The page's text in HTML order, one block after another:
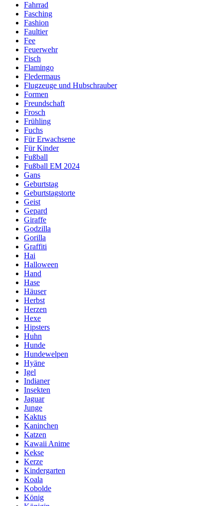
Fahrrad
Fasching
Fashion
Faultier
Fee
Feuerwehr
Fisch
Flamingo
Fledermaus
Flugzeuge und Hubschrauber
Formen
Freundschaft
Frosch
Frühling
Fuchs
Für Erwachsene
Für Kinder
Fußball
Fußball EM 2024
Gans
Geburtstag
Geburtstagstorte
Geist
Gepard
Giraffe
Godzilla
Gorilla
Graffiti
Hai
Halloween
Hand
Hase
Häuser
Herbst
Herzen
Hexe
Hipsters
Huhn
Hunde
Hundewelpen
Hyäne
Igel
Indianer
Insekten
Jaguar
Junge
Kaktus
Kaninchen
Katzen
Kawaii Anime
Kekse
Kerze
Kindergarten
Koala
Kobolde
König